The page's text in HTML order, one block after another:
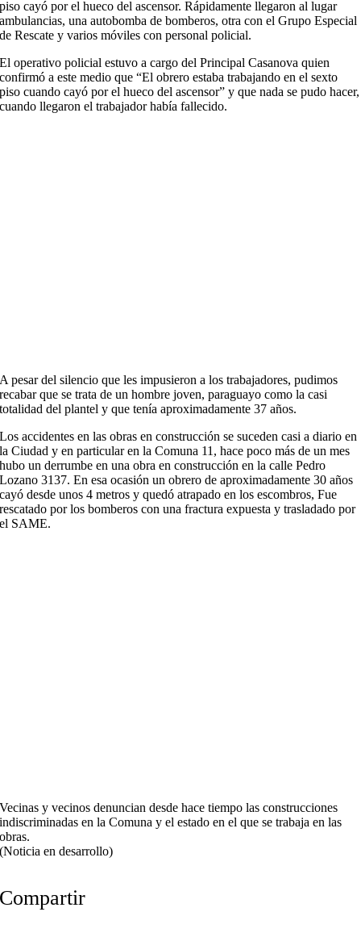
piso cayó por el hueco del ascensor. Rápidamente llegaron al lugar
ambulancias, una autobomba de bomberos, otra con el Grupo Especial
de Rescate y varios móviles con personal policial.
El operativo policial estuvo a cargo del Principal Casanova quien
confirmó a este medio que “El obrero estaba trabajando en el sexto
piso cuando cayó por el hueco del ascensor” y que nada se pudo hacer,
cuando llegaron el trabajador había fallecido.
A pesar del silencio que les impusieron a los trabajadores, pudimos
recabar que se trata de un hombre joven, paraguayo como la casi
totalidad del plantel y que tenía aproximadamente 37 años.
Los accidentes en las obras en construcción se suceden casi a diario en
la Ciudad y en particular en la Comuna 11, hace poco más de un mes
hubo un derrumbe en una obra en construcción en la calle Pedro
Lozano 3137. En esa ocasión un obrero de aproximadamente 30 años
cayó desde unos 4 metros y quedó atrapado en los escombros, Fue
rescatado por los bomberos con una fractura expuesta y trasladado por
el SAME.
Vecinas y vecinos denuncian desde hace tiempo las construcciones
indiscriminadas en la Comuna y el estado en el que se trabaja en las
obras.
(Noticia en desarrollo)
Compartir